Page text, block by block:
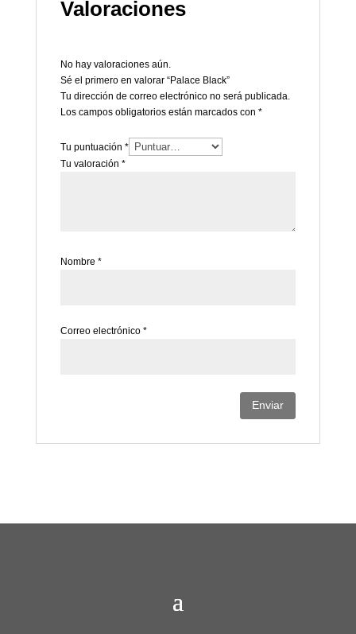
Valoraciones
No hay valoraciones aún.
Sé el primero en valorar “Palace Black”
Tu dirección de correo electrónico no será publicada.
Los campos obligatorios están marcados con *
Tu puntuación *
Tu valoración *
Nombre *
Correo electrónico *